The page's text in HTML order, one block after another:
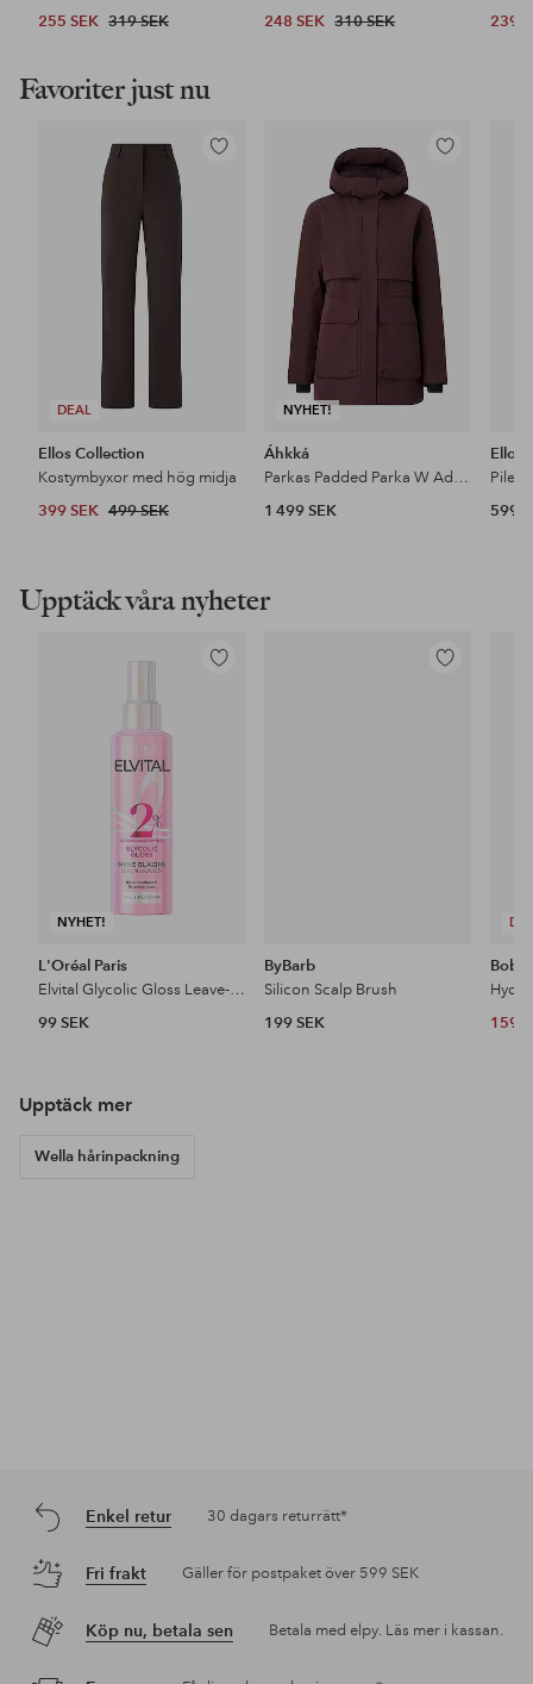
255 SEK 319 SEK 248 SEK 310 SEK 239
Favoriter just nu
DEAL
Lägg
Ellos Collection
Kostymbyxor med hög midja
399 SEK 499 SEK
NYHET!
Lägg
favoriter
Áhkká
Parkas Padded Parka W Adjustable Waist
1 499 SEK
Ellos
599
Upptäck våra nyheter
NYHET!
Lägg
L'Oréal Paris
Elvital Glycolic Gloss Leave-In Spray 150 Ml
99 SEK
Lägg
ByBarb
Silicon Scalp Brush
199 SEK
159
Upptäck mer
Wella hårinpackning
Enkel retur 30 dagars returrätt*
Fri frakt Gäller för postpaket över 599 SEK
Köp nu, betala sen Betala med elpy. Läs mer i kassan.